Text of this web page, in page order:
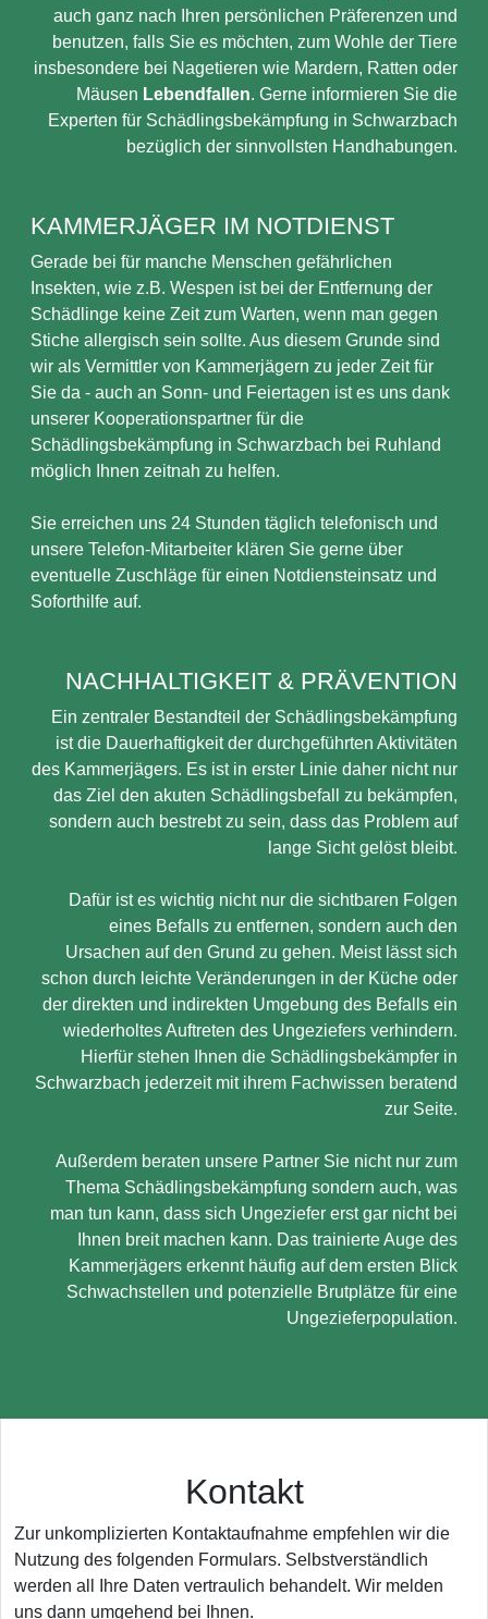
auch ganz nach Ihren persönlichen Präferenzen und
benutzen, falls Sie es möchten, zum Wohle der Tiere
insbesondere bei Nagetieren wie Mardern, Ratten oder
Mäusen Lebendfallen. Gerne informieren Sie die
Experten für Schädlingsbekämpfung in Schwarzbach
bezüglich der sinnvollsten Handhabungen.
KAMMERJÄGER IM NOTDIENST
Gerade bei für manche Menschen gefährlichen
Insekten, wie z.B. Wespen ist bei der Entfernung der
Schädlinge keine Zeit zum Warten, wenn man gegen
Stiche allergisch sein sollte. Aus diesem Grunde sind
wir als Vermittler von Kammerjägern zu jeder Zeit für
Sie da - auch an Sonn- und Feiertagen ist es uns dank
unserer Kooperationspartner für die
Schädlingsbekämpfung in Schwarzbach bei Ruhland
möglich Ihnen zeitnah zu helfen.
Sie erreichen uns 24 Stunden täglich telefonisch und
unsere Telefon-Mitarbeiter klären Sie gerne über
eventuelle Zuschläge für einen Notdiensteinsatz und
Soforthilfe auf.
NACHHALTIGKEIT & PRÄVENTION
Ein zentraler Bestandteil der Schädlingsbekämpfung
ist die Dauerhaftigkeit der durchgeführten Aktivitäten
des Kammerjägers. Es ist in erster Linie daher nicht nur
das Ziel den akuten Schädlingsbefall zu bekämpfen,
sondern auch bestrebt zu sein, dass das Problem auf
lange Sicht gelöst bleibt.
Dafür ist es wichtig nicht nur die sichtbaren Folgen
eines Befalls zu entfernen, sondern auch den
Ursachen auf den Grund zu gehen. Meist lässt sich
schon durch leichte Veränderungen in der Küche oder
der direkten und indirekten Umgebung des Befalls ein
wiederholtes Auftreten des Ungeziefers verhindern.
Hierfür stehen Ihnen die Schädlingsbekämpfer in
Schwarzbach jederzeit mit ihrem Fachwissen beratend
zur Seite.
Außerdem beraten unsere Partner Sie nicht nur zum
Thema Schädlingsbekämpfung sondern auch, was
man tun kann, dass sich Ungeziefer erst gar nicht bei
Ihnen breit machen kann. Das trainierte Auge des
Kammerjägers erkennt häufig auf dem ersten Blick
Schwachstellen und potenzielle Brutplätze für eine
Ungezieferpopulation.
Kontakt
Zur unkomplizierten Kontaktaufnahme empfehlen wir die
Nutzung des folgenden Formulars. Selbstverständlich
werden all Ihre Daten vertraulich behandelt. Wir melden
uns dann umgehend bei Ihnen.